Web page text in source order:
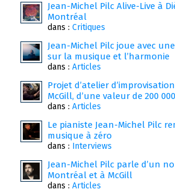
Jean-Michel Pilc Alive-Live à
Montréal
dans : Critiques
Jean-Michel Pilc joue avec
sur la musique et l’harmonie
dans : Articles
Projet d’atelier
McGill, d’une valeur de 200
dans : Articles
Le pianiste Jean-Michel Pilc
musique à zéro
dans : Interviews
Jean-Michel Pilc parle d’un
Montréal et à McGill
dans : Articles